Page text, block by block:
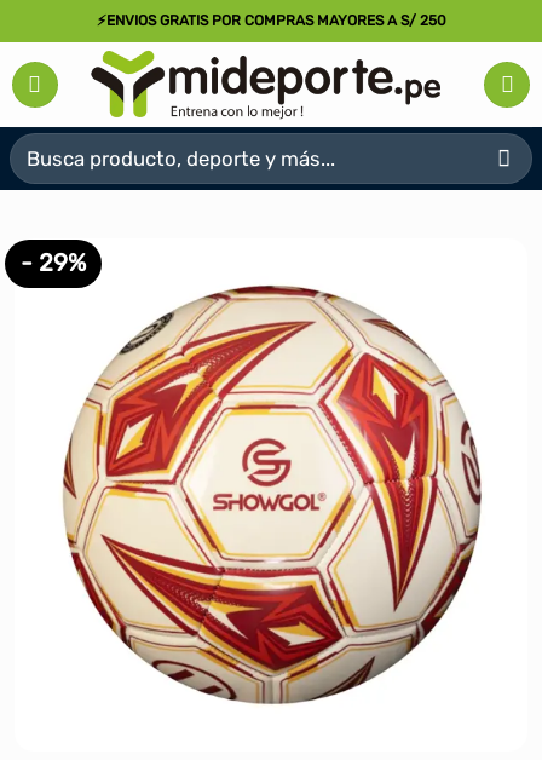
al
contenido
⚡ENVIOS GRATIS POR COMPRAS MAYORES A S/ 250
Buscar
por:
- 29%